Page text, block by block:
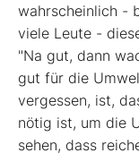
wahrscheinlich -
viele Leute -
"Na gut, dann
gut für die
vergessen, ist,
nötig ist, um die
sehen, dass